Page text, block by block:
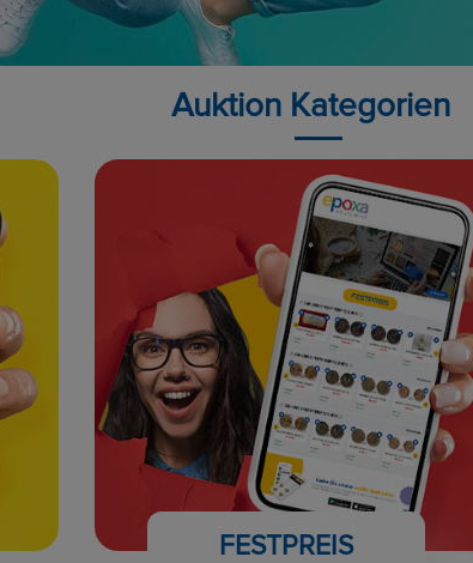
Auktion Kategorien
FESTPREIS